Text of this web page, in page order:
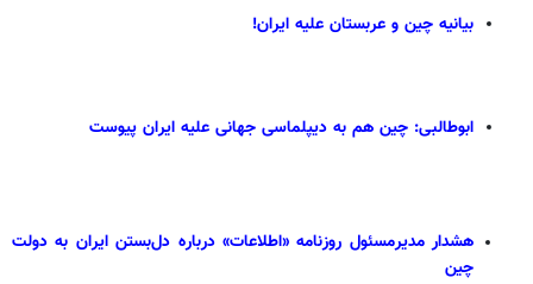
بیانیه چین و عربستان علیه ایران!
ابوطالبی: چین هم به دیپلماسی جهانی علیه ایران پیوست
هشدار مدیرمسئول روزنامه «اطلاعات» درباره دل‌بستن ایران به دولت
چین